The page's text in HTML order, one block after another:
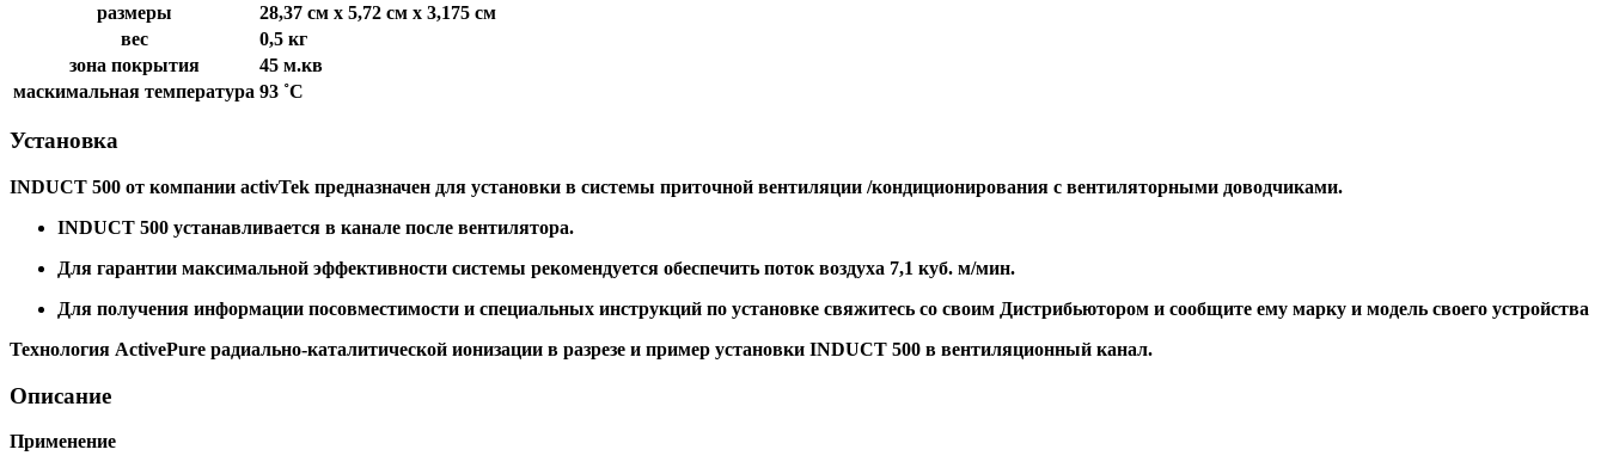
размеры
28,37 см х 5,72 см х 3,175 см
вес
0,5 кг
зона покрытия
45 м.кв
маскимальная температура 93 ˚С
Установка
INDUCT 500 от компании activTek предназначен для установки в системы приточной вентиляции /кондиционирования с вентиляторными доводчиками.
INDUCT 500 устанавливается в канале после вентилятора.
Для гарантии максимальной эффективности системы рекомендуется обеспечить поток воздуха 7,1 куб. м/мин.
Для получения информации посовместимости и специальных инструкций по установке свяжитесь со своим Дистрибьютором и сообщите ему марку и модель своего устройства
Технология ActivePure радиально-каталитической ионизации в разрезе и пример установки INDUCT 500 в вентиляционный канал.
Описание
Применение